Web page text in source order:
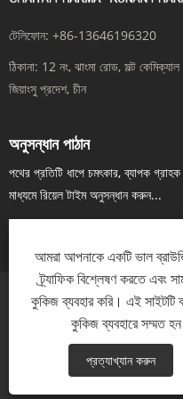
টেলিফোন: +86-13646196320
ঠিকানা: 12 নং, ঝাংমা রোড, সল্ট কেমিক্যাল
জিয়াংসু প্রদেশ, চীন
অনুসন্ধান পাঠান
পথের প্রতিটি ধাপে চমৎকার, ব্যাপক
মাধ্যমে রিয়েল টাইম অনুসন্ধান করুন...
কপিরাইট © 2024 জিয়াংসু রান'আন
আমরা আপনাকে একটি ভাল
ট্র্যাফিক বিশ্লেষণ করতে এবং
কুকিজ ব্যবহার করি। এই সাইটটি
কুকিজ ব্যবহারে সম্মত
প্রত্যাখ্যান করুন